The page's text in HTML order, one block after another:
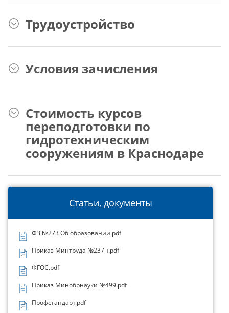
Статьи, документы
ФЗ №273 Об образовании.pdf
Приказ Минтруда №237н.pdf
ФГОС.pdf
Приказ Минобрнауки №499.pdf
Профстандарт.pdf
Трудоустройство
Условия зачисления
Стоимость курсов
переподготовки по
гидротехническим
сооружениям в Краснодаре